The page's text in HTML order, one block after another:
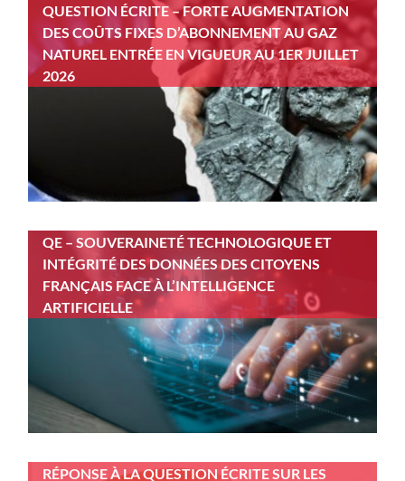
QUESTION ÉCRITE – FORTE AUGMENTATION
DES COÛTS FIXES D’ABONNEMENT AU GAZ
NATUREL ENTRÉE EN VIGUEUR AU 1ER JUILLET
2026
QE – SOUVERAINETÉ TECHNOLOGIQUE ET
INTÉGRITÉ DES DONNÉES DES CITOYENS
FRANÇAIS FACE À L’INTELLIGENCE
ARTIFICIELLE
RÉPONSE À LA QUESTION ÉCRITE SUR LES